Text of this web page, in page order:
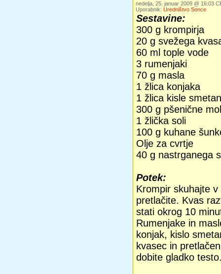
nedelja, 25. januar 2009 @ 16:03
Uporabnik: Uredništvo Sonce
Sestavine:
300 g krompirja
20 g svežega
60 ml tople vode
3 rumenjaki
70 g masla
1 žlica konjaka
1 žlica kisle
300 g pšenične
1 žlička soli
100 g kuhane
Olje za cvrtje
40 g nastrganega
Potek:
Krompir skuhajte
pretlačite. Kvas
stati okrog 10
Rumenjake in
konjak, kislo
kvasec in
dobite gladko